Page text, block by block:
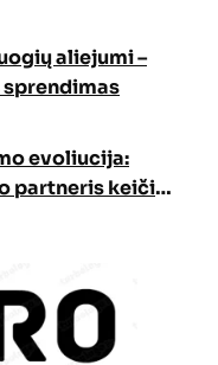
aliejumi –
evoliucija:
partneris keičia